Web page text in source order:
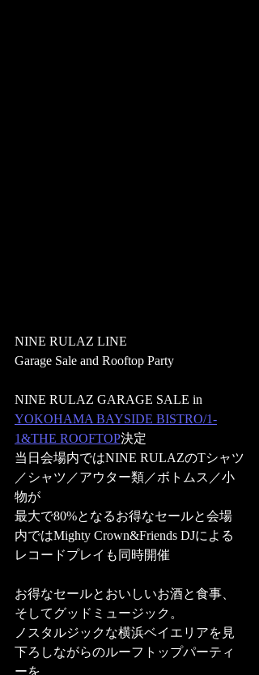
NINE RULAZ LINE
Garage Sale and Rooftop Party
NINE RULAZ GARAGE SALE in
YOKOHAMA BAYSIDE BISTRO/1-
1&THE ROOFTOP決定
当日会場内ではNINE RULAZのTシャツ
／シャツ／アウター類／ボトムス／小
物が
最大で80%となるお得なセールと会場
内ではMighty Crown&Friends DJによる
レコードプレイも同時開催
お得なセールとおいしいお酒と食事、
そしてグッドミュージック。
ノスタルジックな横浜ベイエリアを見
下ろしながらのルーフトップパーティ
ーを